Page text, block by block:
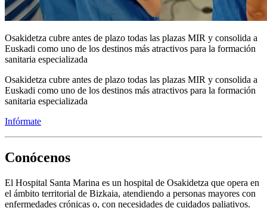
Osakidetza cubre antes de plazo todas las plazas MIR y consolida a
Euskadi como uno de los destinos más atractivos para la formación
sanitaria especializada
Osakidetza cubre antes de plazo todas las plazas MIR y consolida a
Euskadi como uno de los destinos más atractivos para la formación
sanitaria especializada
Infórmate
Conócenos
El Hospital Santa Marina es un hospital de Osakidetza que opera en
el ámbito territorial de Bizkaia, atendiendo a personas mayores con
enfermedades crónicas o, con necesidades de cuidados paliativos.